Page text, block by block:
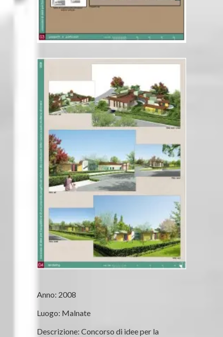
Anno: 2008
Luogo: Malnate
Descrizione: Concorso di idee per la